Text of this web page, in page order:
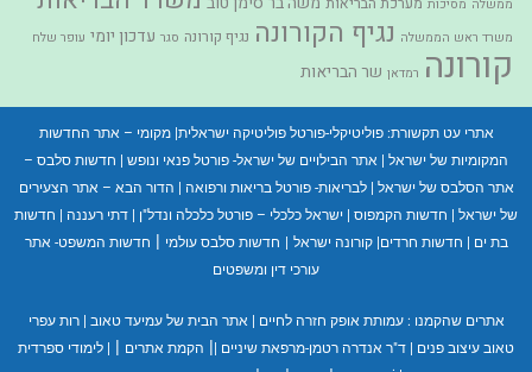
ממשלה מסיכות
משרד ראש הממשלה נגיף הקורונה נגיף קורונה סגר עדכון יומי עופר שלח
קורונה רמדאן שר הבריאות
אתרי עט תקשורת:פוליטיקלי-פורטל פוליטיקה ישראלית |מקומי – אתר החדשות
המקומיות של ישראל
אתר הבילויים של ישראל- פורטל פנאי ונופש
חדשות סלבס –
אתר הסלבס של ישראל |לבריאות- פורטל בריאות ורפואה
הדור הבא – אתר הצעירים
של ישראל
חדשות הקמפוס ישראל כלכלי – פורטל כלכלה ונדל"ן דתי רעננה
חדשות
בת ים
חדשות חרדים |קורונה ישראל חדשות סלבס עולמי | חדשות המשפט- אתר
עורכי דין ומשפטים
אתרים שהקמנו :עמותת אופק חזרה לחיים אתר הבית של עמיעד טאוב |רות עפרי
טאוב עיצוב פנים
ד"ר אנדרה רטמן-מרפאת שיניים | הקמת אתרים |
לימודי ספרדית